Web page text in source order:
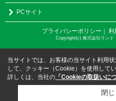
PCサイト
プライバシーポリシー ｜ 利
Copyright(c) 株式会社ランド
当サイトでは、お客様の当サイト利用
して、クッキー（Cookie）を使用してい
詳しくは、当社の 「Cookieの取扱いに
閉じ